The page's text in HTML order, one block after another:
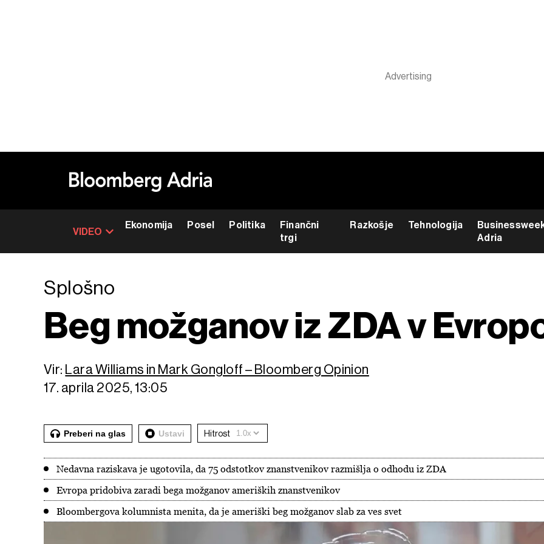
VIDEO
Ekonomija Posel Politika
Finančni
trgi
Razkošje Tehnologija
Adria
Splošno
Beg možganov iz ZDA v
Vir: Lara Williams in Mark Gongloff – Bloomberg Opinion
17. aprila 2025, 13:05
Preberi na glas Ustavi Hitrost
Nedavna raziskava je ugotovila, da 75 odstotkov znanstvenikov razmišlja o odhodu iz ZDA
Evropa pridobiva zaradi bega možganov ameriških znanstvenikov
Bloombergova kolumnista menita, da je ameriški beg možganov slab za ves svet